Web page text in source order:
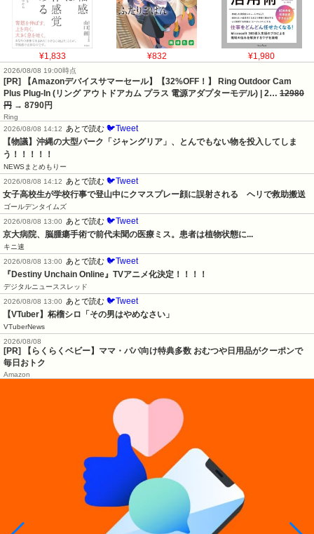
¥1,833 ¥832 ¥1,980
2026/08/08 19:00時点
[PR] 【Amazonデバイスサマーセール】【32%OFF！】 Ring Outdoor Cam
Plus Plug-In (リング アウトドアカム プラス 電源アダプターモデル) | 2… 12980
円 → 8790円
Ring
2026/08/08 14:12
あとで読む 🐦Tweet
【物議】沖縄の大型パーク「ジャングリア」、とんでもない物を投入してしま
う！！！！！
NEWSまとめもりー
2026/08/08 14:12
あとで読む 🐦Tweet
女子高校生が学校行事で登山中にクマスプレー顔に誤射される　ヘリで救助搬送
ゴールデンタイムズ
2026/08/08 13:00
あとで読む 🐦Tweet
京大病院、脳腫瘍手術で前代未聞の医療ミス。患者は植物状態に...
キニ速
2026/08/08 13:00
あとで読む 🐦Tweet
『Destiny Unchain Online』TVアニメ化決定！！！！
デジタルニューススレッド
2026/08/08 13:00
あとで読む 🐦Tweet
【VTuber】柘榴シロ「その男はやめなさい」
VTuberNews
2026/08/08
[PR] 【らくらくベビー】ママ・パパ向け特典多数 おむつや日用品がクーポンで
毎日おトク
Amazon